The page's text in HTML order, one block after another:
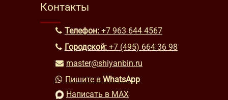
Контакты
Телефон: +7 963 644 4567
Городской: +7 (495) 664 36 98
master@shiyanbin.ru
Пишите в WhatsApp
Написать в MAX